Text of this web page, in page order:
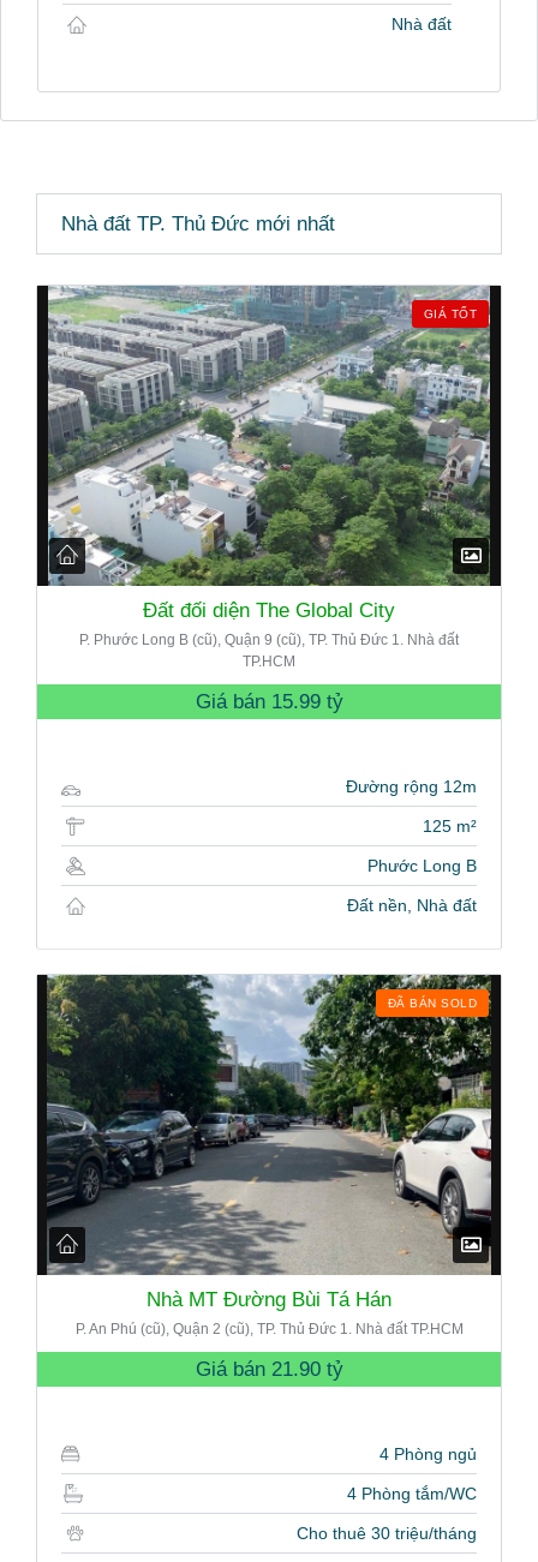
Nhà đất
Nhà đất TP. Thủ Đức mới nhất
GIÁ TỐT
Đất đối diện The Global City
P. Phước Long B (cũ), Quận 9 (cũ), TP. Thủ Đức 1. Nhà đất
TP.HCM
Giá bán 15.99 tỷ
Đường rộng 12m
125 m²
Phước Long B
Đất nền, Nhà đất
ĐÃ BÁN SOLD
Nhà MT Đường Bùi Tá Hán
P. An Phú (cũ), Quận 2 (cũ), TP. Thủ Đức 1. Nhà đất TP.HCM
Giá bán 21.90 tỷ
4 Phòng ngủ
4 Phòng tắm/WC
Cho thuê 30 triệu/tháng